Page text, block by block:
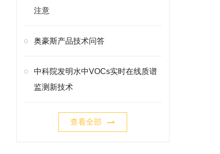
注意
奥豪斯产品技术问答
中科院发明水中VOCs实时在线质谱
监测新技术
查看全部